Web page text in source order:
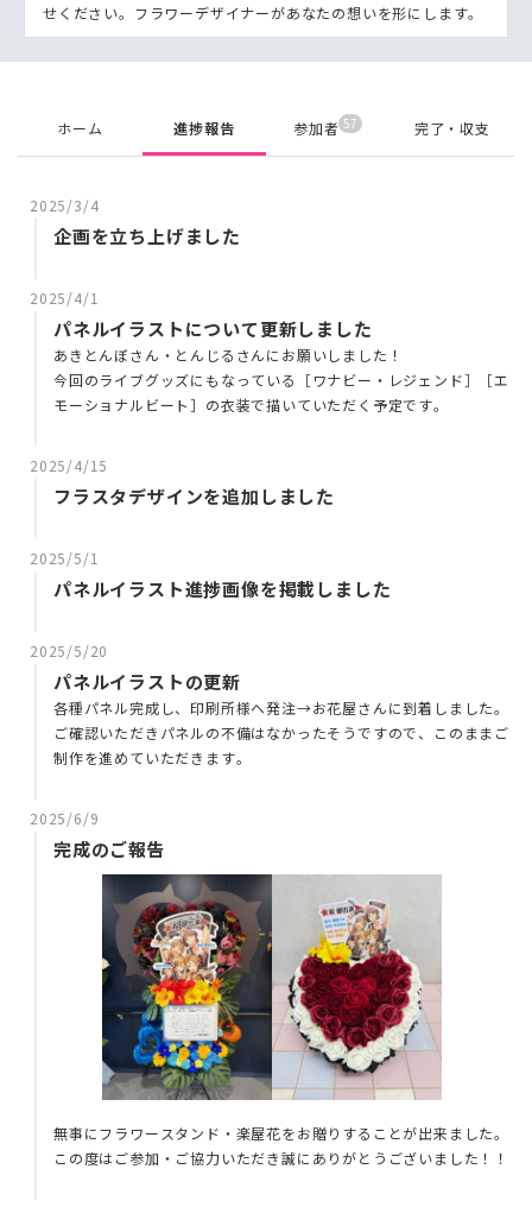
せください。フラワーデザイナーがあなたの想いを形にします。
ホーム 進捗報告 参加者 57 完了・収支
2025/3/4
企画を立ち上げました
2025/4/1
パネルイラストについて更新しました
あきとんぼさん・とんじるさんにお願いしました！
今回のライブグッズにもなっている［ワナビー・レジェンド］［エ
モーショナルビート］の衣装で描いていただく予定です。
2025/4/15
フラスタデザインを追加しました
2025/5/1
パネルイラスト進捗画像を掲載しました
2025/5/20
パネルイラストの更新
各種パネル完成し、印刷所様へ発注→お花屋さんに到着しました。
ご確認いただきパネルの不備はなかったそうですので、このままご
制作を進めていただきます。
2025/6/9
完成のご報告
無事にフラワースタンド・楽屋花をお贈りすることが出来ました。
この度はご参加・ご協力いただき誠にありがとうございました！！